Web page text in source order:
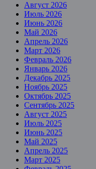
Август 2026
Июль 2026
Июнь 2026
Май 2026
Апрель 2026
Март 2026
Февраль 2026
Январь 2026
Декабрь 2025
Ноябрь 2025
Октябрь 2025
Сентябрь 2025
Август 2025
Июль 2025
Июнь 2025
Май 2025
Апрель 2025
Март 2025